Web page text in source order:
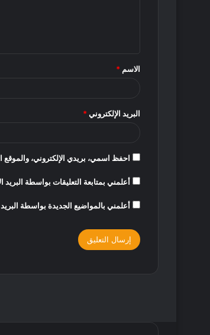
*
الاسم *
البريد الإلكتروني *
احفظ اسمي، بريدي الإلكتروني، والموقع
أعلمني بمتابعة التعليقات بواسطة البريد
أعلمني بالمواضيع الجديدة بواسطة البريد